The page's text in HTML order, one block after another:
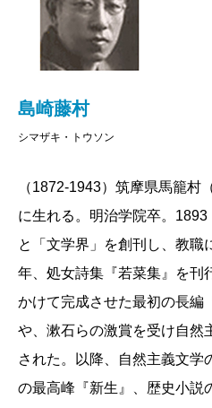
島崎藤村
シマザキ・トウソン
（1872-1943）筑摩県馬籠村
に生れる。明治学院卒。
と「文学界」を創刊し、教職
年、処女詩集『若菜集』を刊
かけて完成させた最初の長編
や、漱石らの激賞を受け自然
された。以降、自然主義文学
の最高峰『新生』、歴史小説